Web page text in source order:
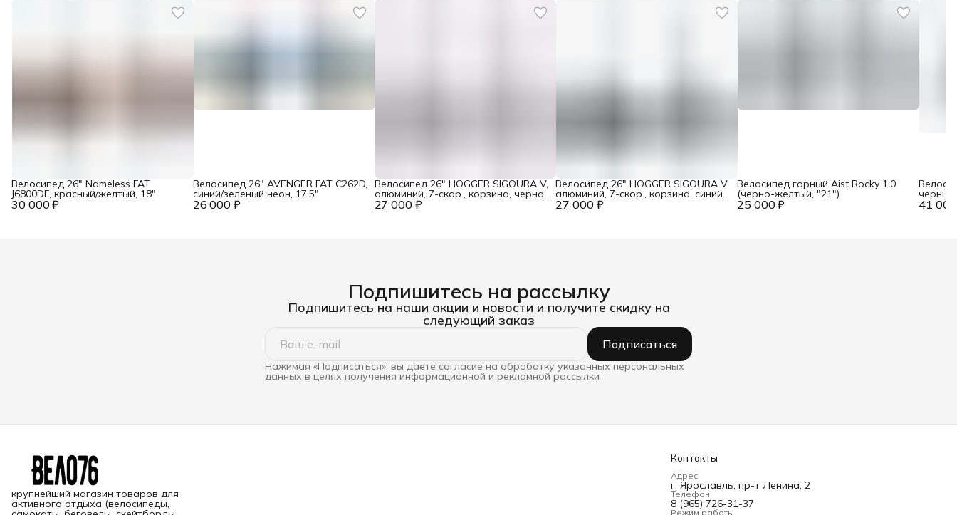
30 000 ₽
Велосипед 26" Nameless FAT
J6800DF, красный/желтый, 18"
26 000 ₽
Велосипед 26" AVENGER FAT C262D,
синий/зеленый неон, 17,5"
27 000 ₽
Велосипед 26" HOGGER SIGOURA V,
алюминий, 7-скор., корзина, черно-
розовый 27 000 ₽
Велосипед 26" HOGGER SIGOURA V,
алюминий, 7-скор., корзина, синий-
ультрамарин 25 000 ₽
Велосипед горный Aist Rocky 1.0
(черно-желтый, "21")
41
Подпишитесь на рассылку
Подпишитесь на наши акции и новости и получите скидку на
следующий заказ
Подписаться
Нажимая «Подписаться», вы даете согласие на обработку указанных персональных
данных в целях получения информационной и рекламной рассылки
крупнейший магазин товаров для
активного отдыха (велосипеды,
Контакты
Адрес
г. Ярославль, пр-т Ленина, 2
Телефон
8 (965) 726-31-37
Режим работы